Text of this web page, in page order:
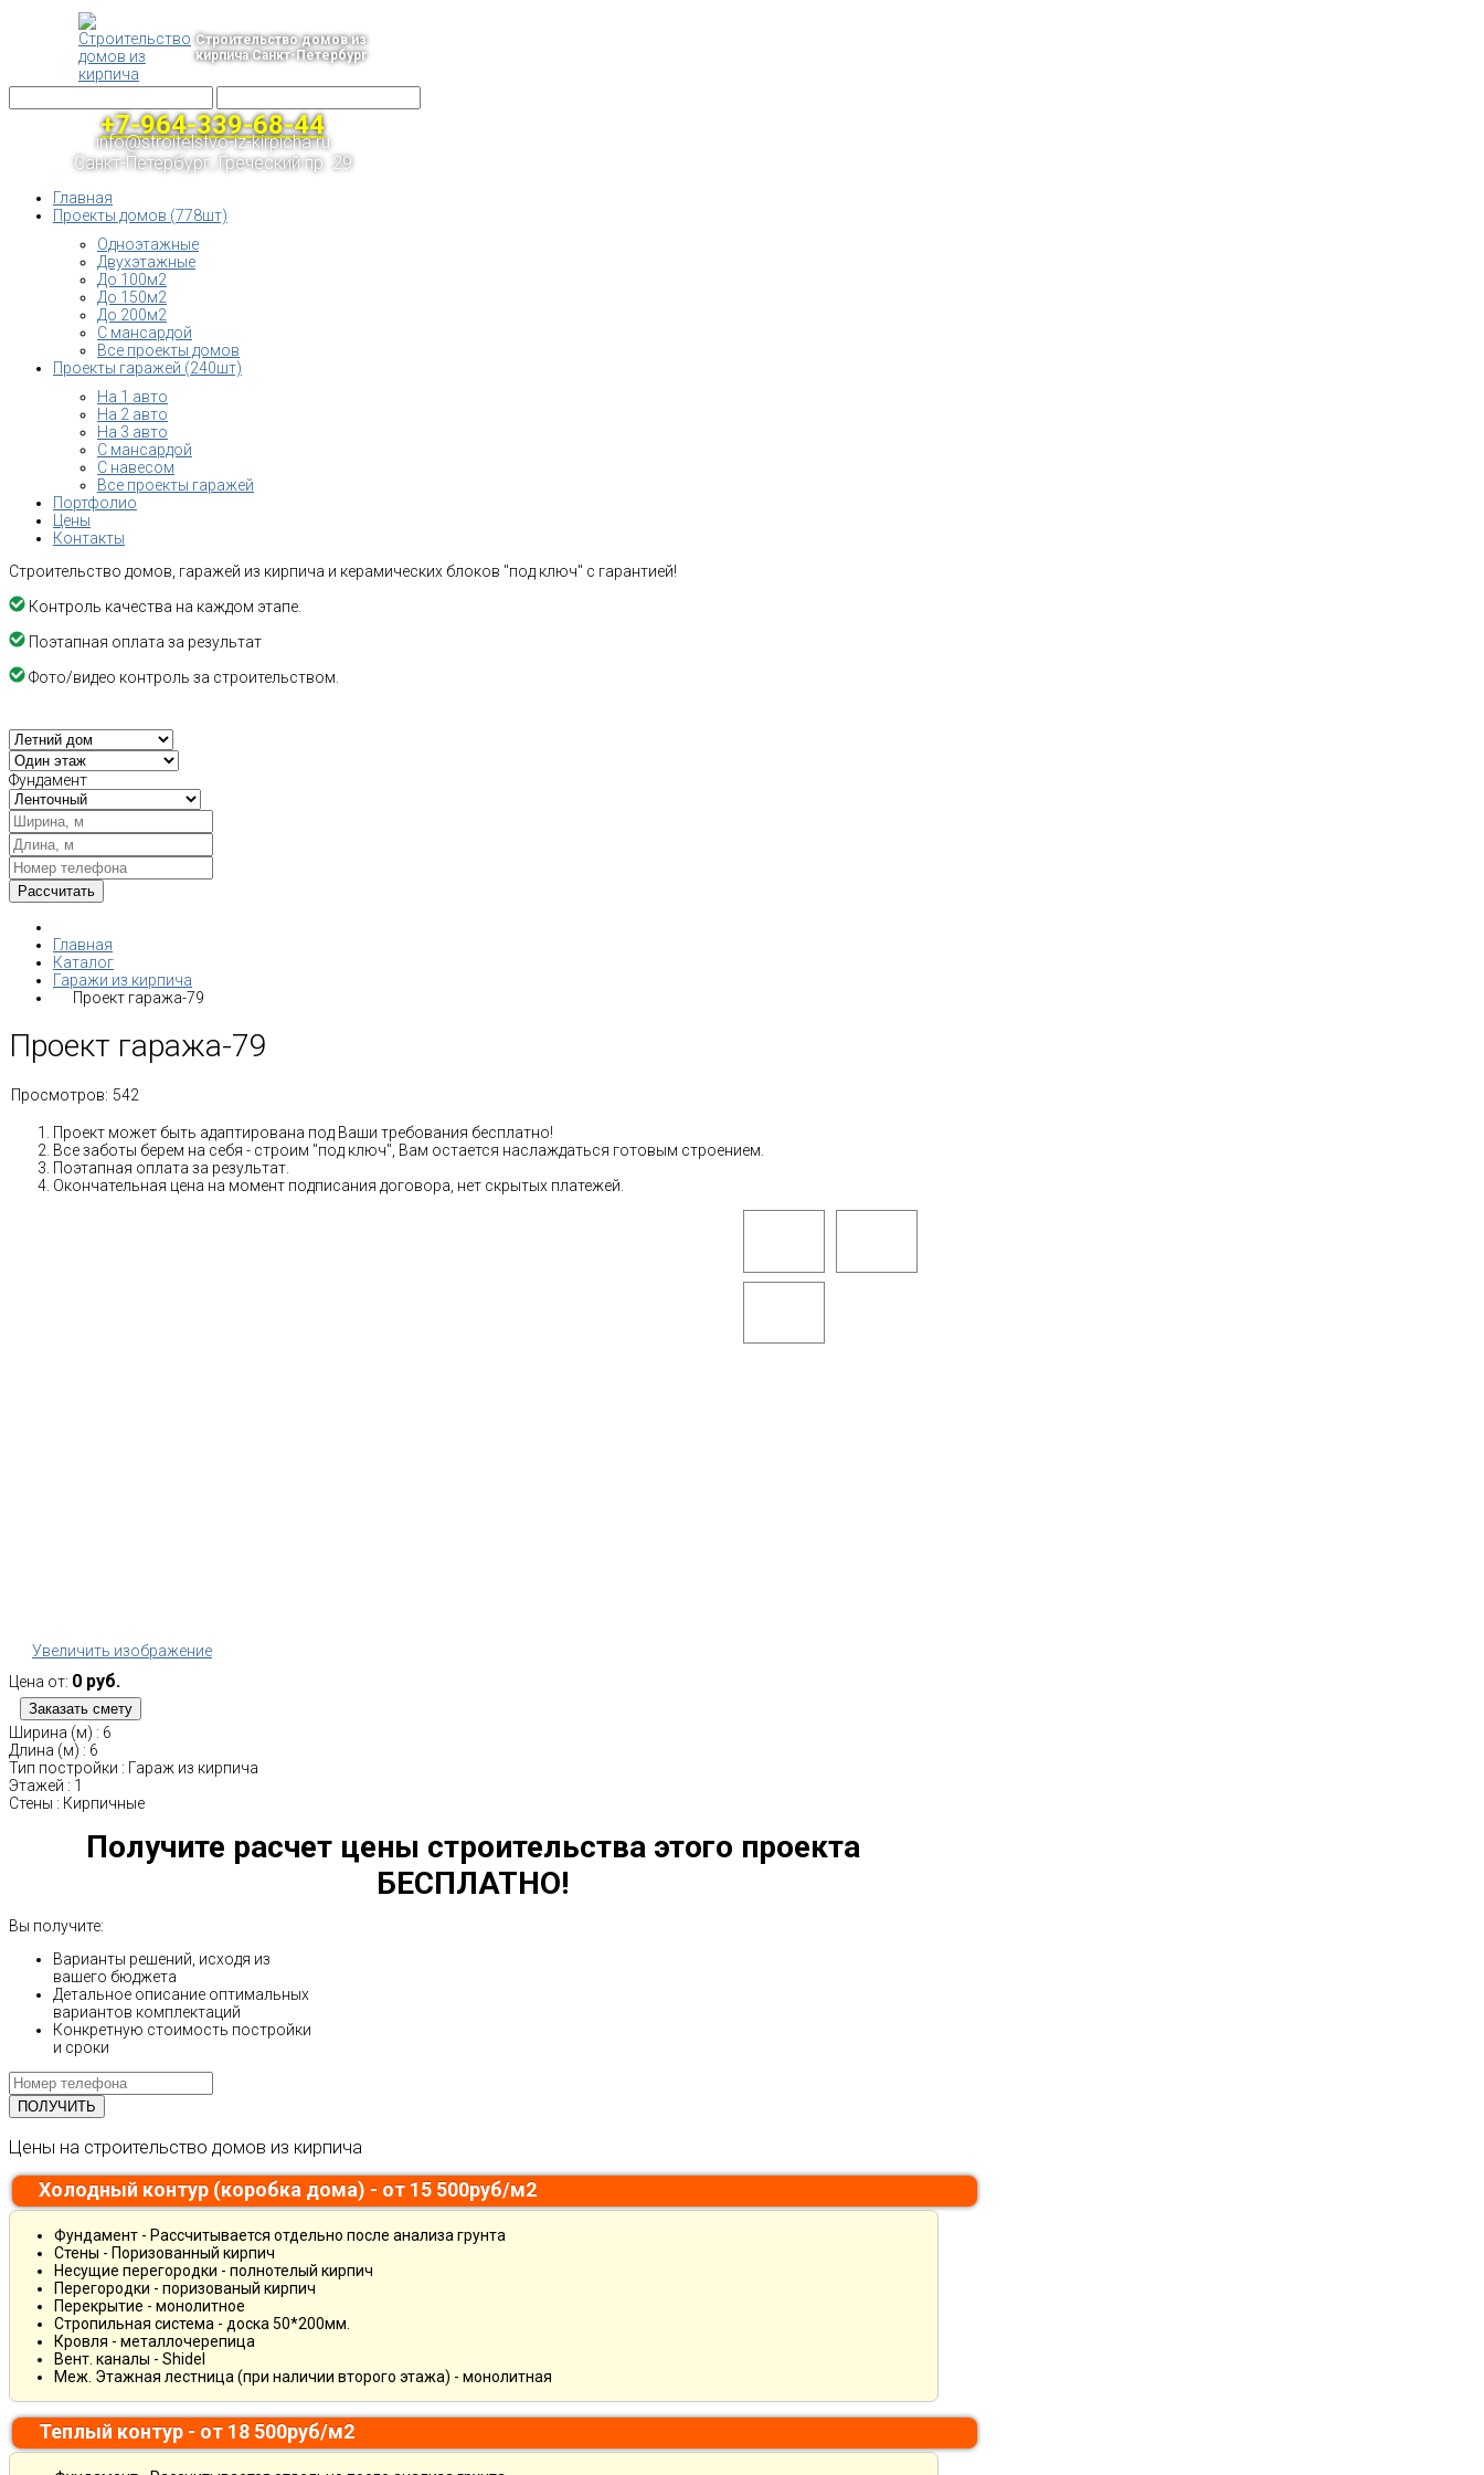
Строительство домов из
кирпича Санкт-Петербург
+7-964-339-68-44
info@stroitelstvo-iz-kirpicha.ru
Санкт-Петербург, Греческий пр. 29
Главная
Проекты домов (778шт)
Одноэтажные
Двухэтажные
До 100м2
До 150м2
До 200м2
С мансардой
Все проекты домов
Проекты гаражей (240шт)
На 1 авто
На 2 авто
На 3 авто
С мансардой
С навесом
Все проекты гаражей
Портфолио
Цены
Контакты
Строительство домов, гаражей из кирпича и керамических блоков "под ключ" с гарантией!
Контроль качества на каждом этапе.
Поэтапная оплата за результат
Фото/видео контроль за строительством.
Фундамент
Главная
Каталог
Гаражи из кирпича
Проект гаража-79
Проект гаража-79
Просмотров: 542
Проект может быть адаптирована под Ваши требования бесплатно!
Все заботы берем на себя - строим "под ключ", Вам остается наслаждаться готовым строением.
Поэтапная оплата за результат.
Окончательная цена на момент подписания договора, нет скрытых платежей.
Увеличить изображение
Цена от: 0 руб.
Ширина (м) : 6
Длина (м) : 6
Тип постройки : Гараж из кирпича
Этажей : 1
Стены : Кирпичные
Получите расчет цены строительства этого проекта
БЕСПЛАТНО!
Вы получите:
Варианты решений, исходя из
вашего бюджета
Детальное описание оптимальных
вариантов комплектаций
Конкретную стоимость постройки
и сроки
Цены на строительство домов из кирпича
Холодный контур (коробка дома) - от 15 500руб/м2
Фундамент - Рассчитывается отдельно после анализа грунта
Стены - Поризованный кирпич
Несущие перегородки - полнотелый кирпич
Перегородки - поризованый кирпич
Перекрытие - монолитное
Стропильная система - доска 50*200мм.
Кровля - металлочерепица
Вент. каналы - Shidel
Меж. Этажная лестница (при наличии второго этажа) - монолитная
Теплый контур - от 18 500руб/м2